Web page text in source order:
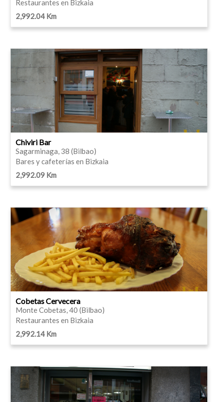
Restaurantes en Bizkaia
2,992.04 Km
Chiviri Bar
Sagarminaga, 38 (Bilbao)
Bares y cafeterías en Bizkaia
2,992.09 Km
Cobetas Cervecera
Monte Cobetas, 40 (Bilbao)
Restaurantes en Bizkaia
2,992.14 Km